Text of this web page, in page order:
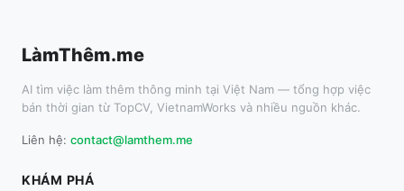
LàmThêm.me
AI tìm việc làm thêm thông minh tại Việt Nam — tổng hợp việc
bán thời gian từ TopCV, VietnamWorks và nhiều nguồn khác.
Liên hệ: contact@lamthem.me
KHÁM PHÁ